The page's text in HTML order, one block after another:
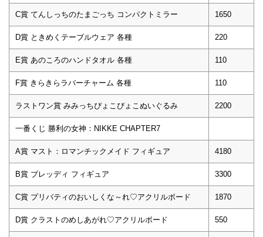
C賞 てんしっちのたまごっち コンパクトミラー 1650
D賞 ときめくテーブルウェア 各種 220
E賞 あのころのハンドタオル 各種 110
F賞 きらきらラバーチャーム 各種 110
ラストワン賞 みみっちぴょこぴょこぬいぐるみ 2200
一番くじ 勝利の女神：NIKKE CHAPTER7
A賞 マスト：ロマンチックメイド フィギュア 4180
B賞 ブレッディ フィギュア 3300
C賞 プリバティのおいしくな～れ♡アクリルボード 1870
D賞 クラストのめしあがれ♡アクリルボード 550